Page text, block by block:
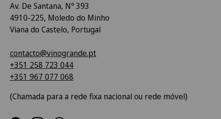
Av. De Santana, Nº 393
4910-225, Moledo do Minho
Viana do Castelo, Portugal
contacto@vinogrande.pt
+351 258 723 044
+351 967 077 068
(Chamada para a rede fixa nacional ou rede móvel)